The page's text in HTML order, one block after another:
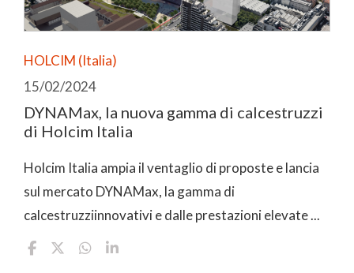
HOLCIM (Italia)
15/02/2024
DYNAMax, la nuova gamma di calcestruzzi
di Holcim Italia
Holcim Italia ampia il ventaglio di proposte e lancia
sul mercato DYNAMax, la gamma di
calcestruzziinnovativi e dalle prestazioni elevate ...